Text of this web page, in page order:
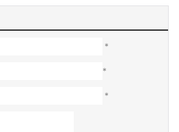
*
*
*